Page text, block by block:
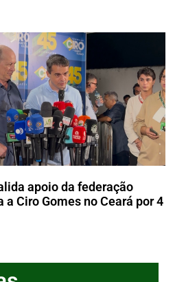
apoio da federação
a Ciro Gomes no Ceará por 4